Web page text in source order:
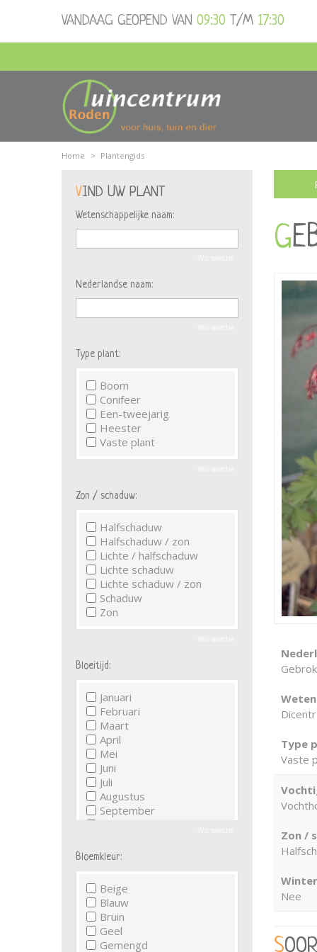
Home > Plantengids
VANDAAG GEOPEND VAN 09:30 T/M 17:30
Type
Vaste
Zon /
Nee
VIND UW PLANT
Wetenschappelijke naam:
Nederlandse naam:
Type plant:
Boom
Conifeer
Een-tweejarig
Heester
Vaste plant
Zon / schaduw:
Halfschaduw
Halfschaduw / zon
Lichte / halfschaduw
Lichte schaduw
Lichte schaduw / zon
Schaduw
Zon
Bloeitijd:
Januari
Februari
Maart
April
Mei
Juni
Juli
Augustus
September
December
Bloemkleur:
Beige
Blauw
Bruin
Geel
Gemengd